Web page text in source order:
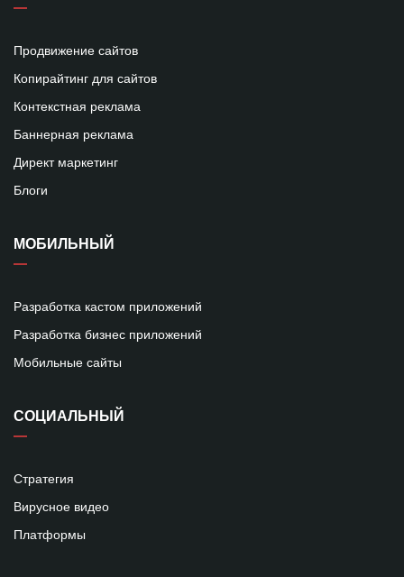
Продвижение сайтов
Копирайтинг для сайтов
Контекстная реклама
Баннерная реклама
Директ маркетинг
Блоги
МОБИЛЬНЫЙ
Разработка кастом приложений
Разработка бизнес приложений
Мобильные сайты
СОЦИАЛЬНЫЙ
Стратегия
Вирусное видео
Платформы